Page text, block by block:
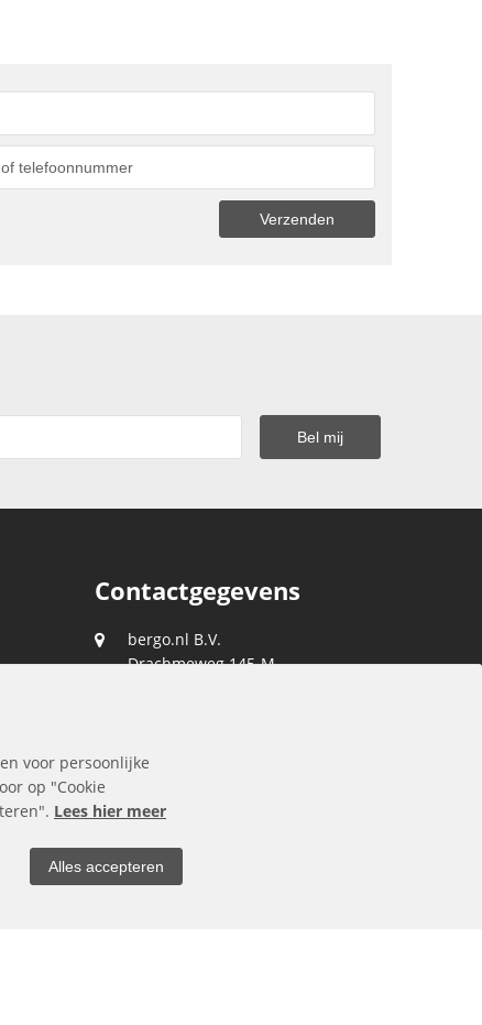
Contactgegevens
bergo.nl B.V.
Drachmeweg 145-M
voor persoonlijke
op "Cookie
Lees hier meer
Alles accepteren